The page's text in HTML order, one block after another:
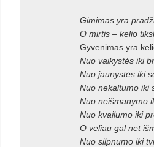
Gimimas yra
O mirtis – kelio
Gyvenimas yra
Nuo vaikystės iki
Nuo jaunystės iki
Nuo nekaltumo iki
Nuo neišmanymo
Nuo kvailumo iki
O vėliau gal net
Nuo silpnumo iki